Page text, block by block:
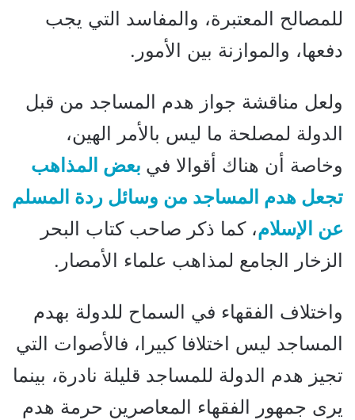
للمصالح المعتبرة، والمفاسد التي يجب
دفعها، والموازنة بين الأمور.
ولعل مناقشة جواز هدم المساجد من قبل
الدولة لمصلحة ما ليس بالأمر الهين،
وخاصة أن هناك أقوالا في بعض المذاهب
تجعل هدم المساجد من وسائل ردة المسلم
عن الإسلام، كما ذكر صاحب كتاب البحر
الزخار الجامع لمذاهب علماء الأمصار.
واختلاف الفقهاء في السماح للدولة بهدم
المساجد ليس اختلافا كبيرا، فالأصوات التي
تجيز هدم الدولة للمساجد قليلة نادرة، بينما
يرى جمهور الفقهاء المعاصرين حرمة هدم